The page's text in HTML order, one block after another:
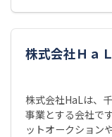
株式会社ＨａＬ
株式会社HaLは、
事業とする会社で
ットオークション